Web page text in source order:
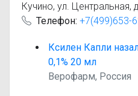
Кучино, ул. Центральная,
Телефон: +7(499)653-
Ксилен Капли
0,1% 20 мл
Верофарм, Россия